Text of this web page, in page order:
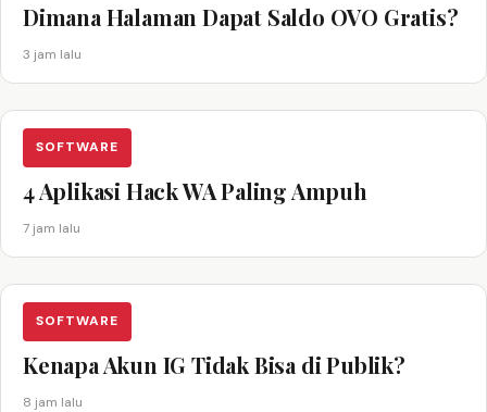
Dimana Halaman Dapat Saldo OVO Gratis?
3 jam lalu
SOFTWARE
4 Aplikasi Hack WA Paling Ampuh
7 jam lalu
SOFTWARE
Kenapa Akun IG Tidak Bisa di Publik?
8 jam lalu